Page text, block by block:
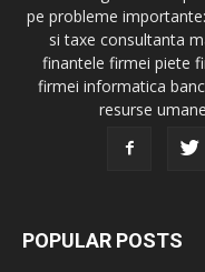
pe probleme
si taxe consultanta
finantele firmei piete
firmei informatica
resurse
POPULAR POSTS